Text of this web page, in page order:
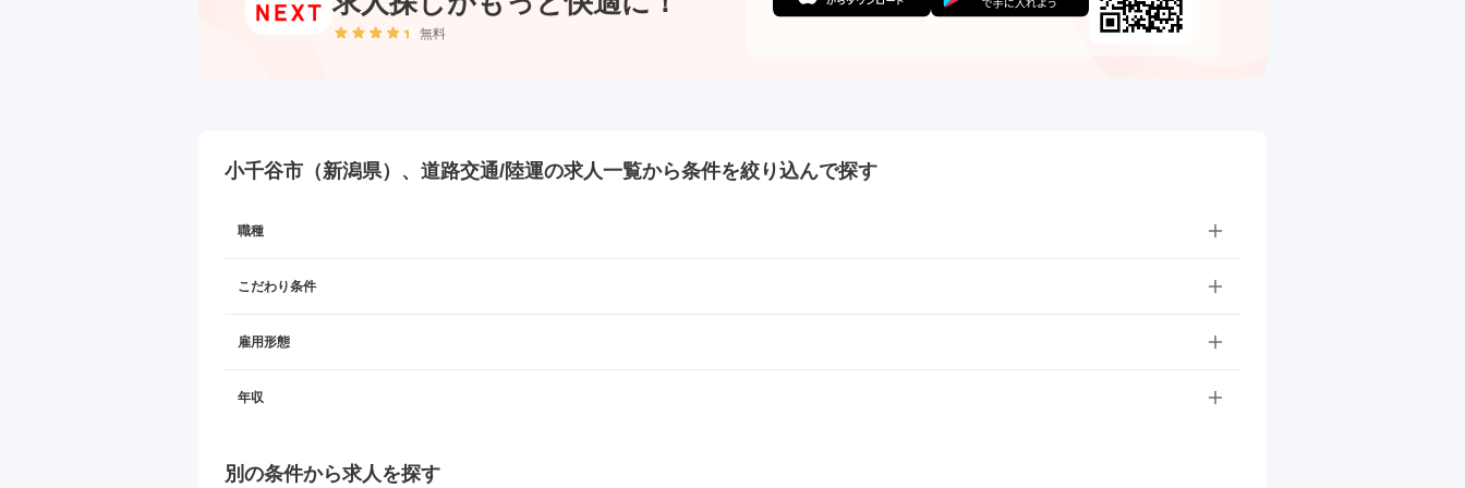
無料
小千谷市（新潟県）、道路交通/陸運の求人一覧から条件を絞り込んで探す
職種
こだわり条件
雇用形態
年収
別の条件から求人を探す